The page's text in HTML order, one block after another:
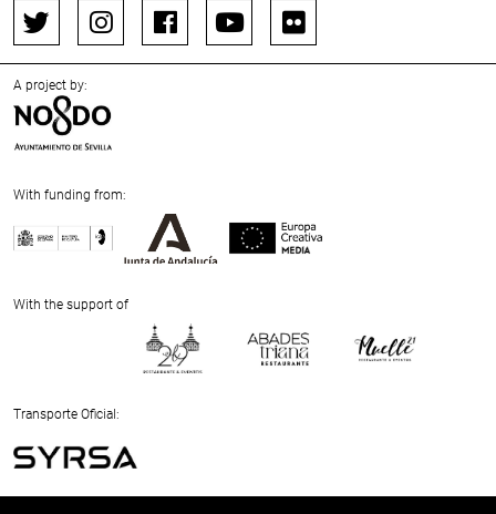
A project by:
With funding from:
Next
With the support of
Next
Transporte Oficial:
Previous